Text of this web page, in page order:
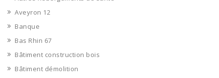
Aveyron 12
Banque
Bas Rhin 67
Bâtiment construction bois
Bâtiment démolition